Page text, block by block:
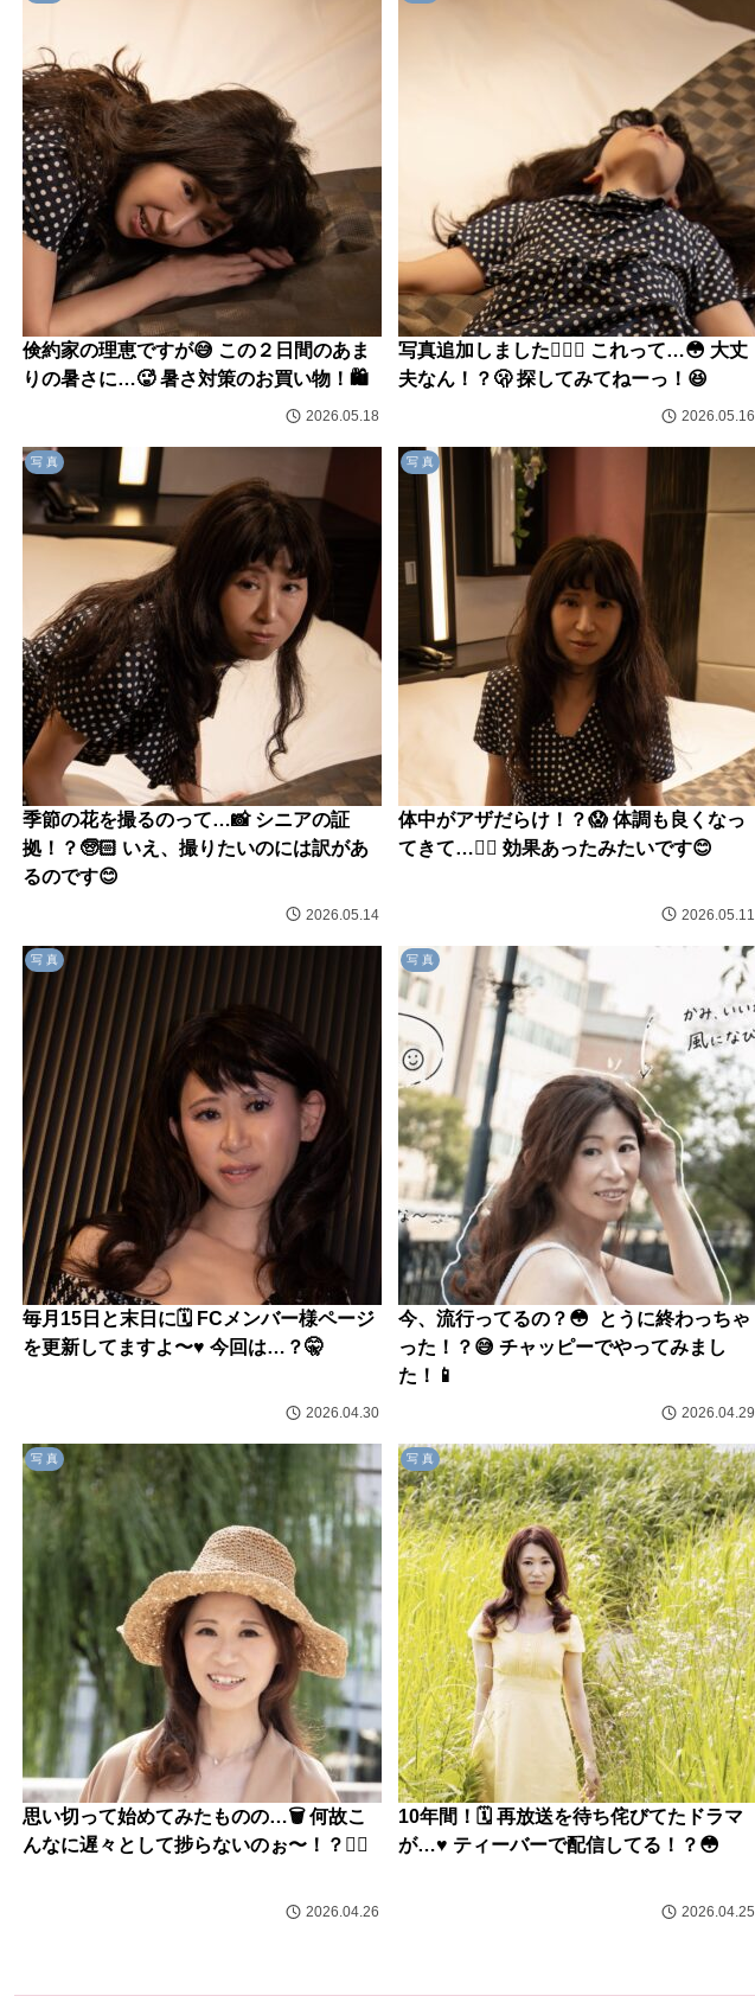
倹約家の理恵ですが😅 この２日間のあま
りの暑さに…🥵 暑さ対策のお買い物！🛍️
2026.05.18
写真追加しました💁🏻‍♀️ これって…😳 大丈
夫なん！？🫢 探してみてねーっ！😆
2026.05.16
写 真
季節の花を撮るのって…📸 シニアの証
拠！？🧓🏻 いえ、撮りたいのには訳があ
るのです😊
2026.05.14
写 真
体中がアザだらけ！？😱 体調も良くなっ
てきて…😮‍💨 効果あったみたいです😊
2026.05.11
写 真
毎月15日と末日に🗓️ FCメンバー様ページ
を更新してますよ〜♥️ 今回は…？🤫
2026.04.30
写 真
今、流行ってるの？😳 とうに終わっちゃ
った！？😅 チャッピーでやってみまし
た！📱
2026.04.29
写 真
思い切って始めてみたものの…🗑️ 何故こ
んなに遅々として捗らないのぉ〜！？😮‍💨
2026.04.26
写 真
10年間！🗓️ 再放送を待ち侘びてたドラマ
が…♥️ ティーバーで配信してる！？😳
2026.04.25